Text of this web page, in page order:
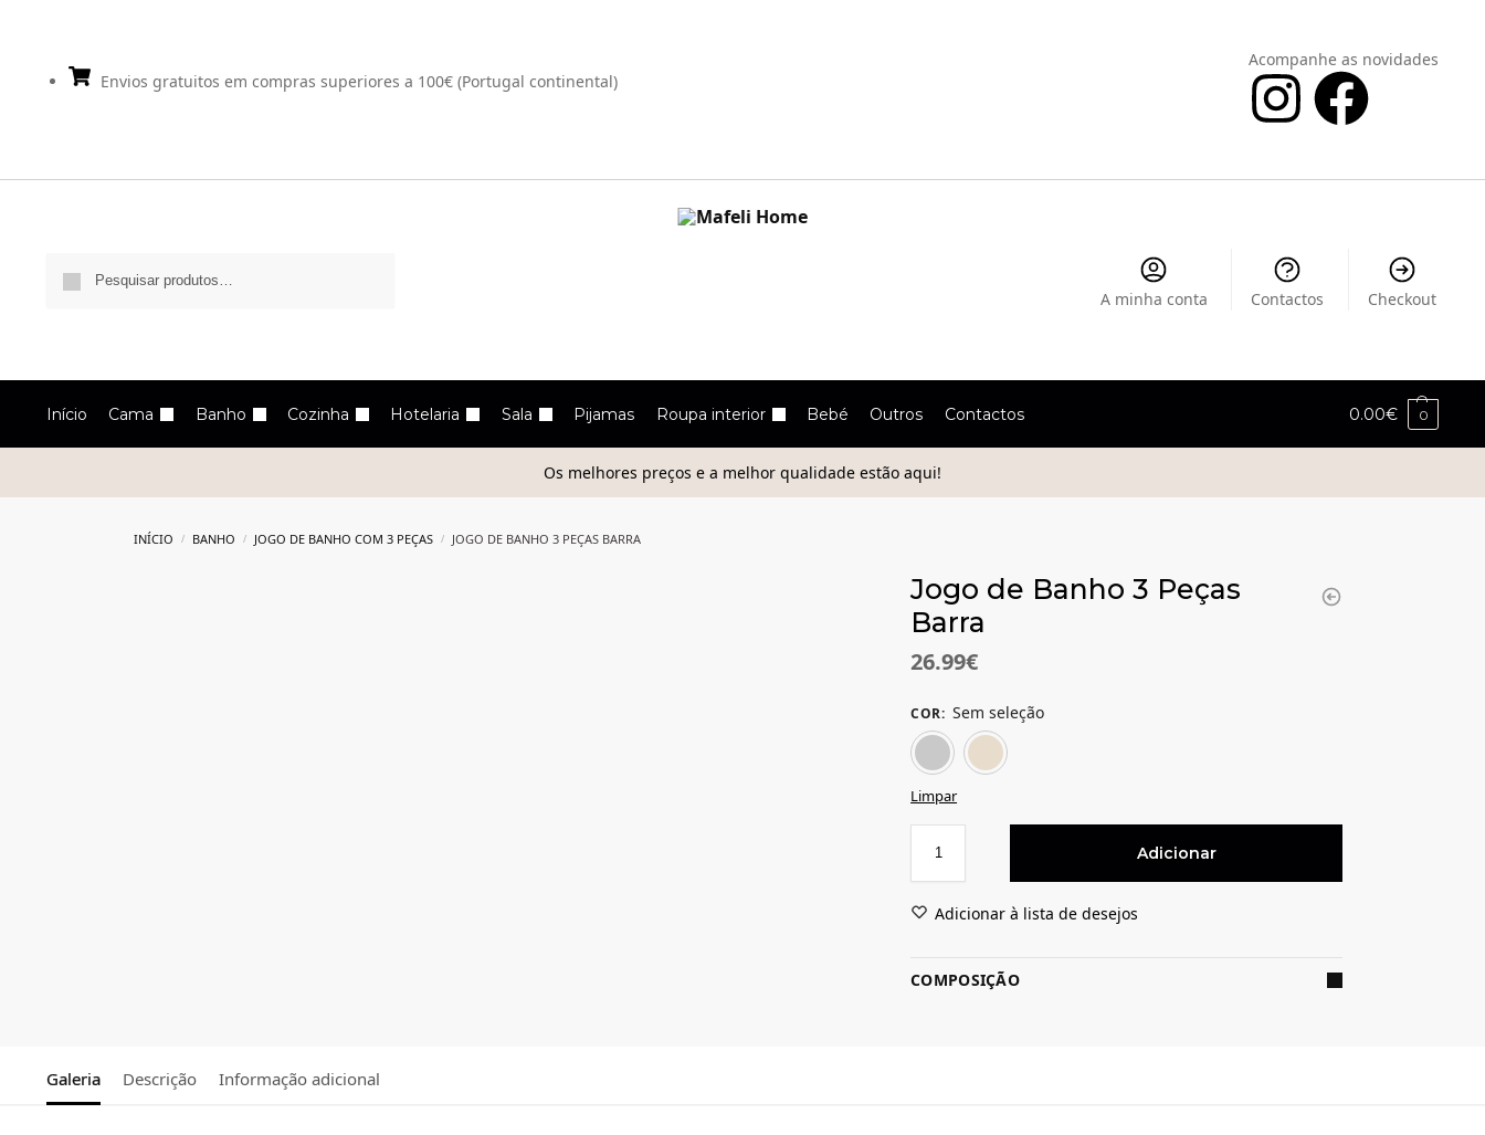
Envios gratuitos em compras superiores a 100€ (Portugal continental)
Acompanhe as novidades
A minha conta Contactos Checkout
Início Cama Banho Cozinha Hotelaria Sala Pijamas Roupa interior Bebé Outros Contactos 0.00€ 0
Os melhores preços e a melhor qualidade estão aqui!
INÍCIO / BANHO / JOGO DE BANHO COM 3 PEÇAS / JOGO DE BANHO 3 PEÇAS BARRA
Jogo de Banho 3 Peças
Barra
26.99€
COR: Sem seleção
Limpar
Adicionar
Adicionar à lista de desejos
COMPOSIÇÃO
Galeria Descrição Informação adicional